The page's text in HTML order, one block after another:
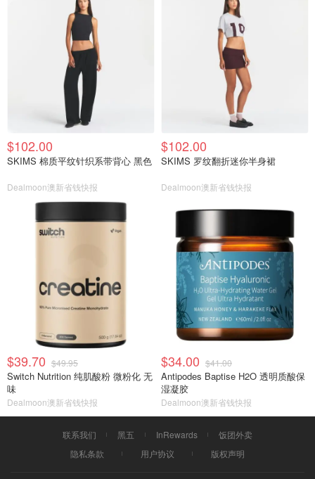
$102.00
SKIMS 棉质平纹针织系带背心 黑色
Dealmoon澳新省钱快报
$102.00
SKIMS 罗纹翻折迷你半身裙
Dealmoon澳新省钱快报
$39.70 $49.95
Switch Nutrition 纯肌酸粉 微粉化 无
味
Dealmoon澳新省钱快报
$34.00 $41.00
Antipodes Baptise H2O 透明质酸保
湿凝胶
Dealmoon澳新省钱快报
联系我们 黑五 InRewards
饭团外卖
隐私条款
用户协议 版权声明